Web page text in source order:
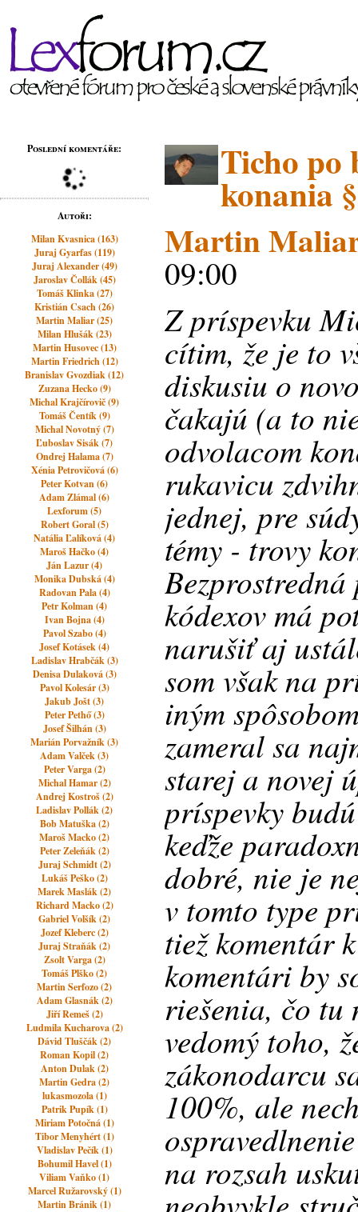
Poslední komentáře:
Autoři:
Milan Kvasnica (163)
Juraj Gyarfas (119)
Juraj Alexander (49)
Jaroslav Čollák (45)
Tomáš Klinka (27)
Kristián Csach (26)
Martin Maliar (25)
Milan Hlušák (23)
Martin Husovec (13)
Martin Friedrich (12)
Branislav Gvozdiak (12)
Zuzana Hecko (9)
Michal Krajčírovič (9)
Tomáš Čentík (9)
Michal Novotný (7)
Ľuboslav Sisák (7)
Ondrej Halama (7)
Xénia Petrovičová (6)
Peter Kotvan (6)
Adam Zlámal (6)
Lexforum (5)
Robert Goral (5)
Natália Ľalíková (4)
Maroš Hačko (4)
Ján Lazur (4)
Monika Dubská (4)
Radovan Pala (4)
Petr Kolman (4)
Ivan Bojna (4)
Pavol Szabo (4)
Josef Kotásek (4)
Ladislav Hrabčák (3)
Denisa Dulaková (3)
Pavol Kolesár (3)
Jakub Jošt (3)
Peter Pethő (3)
Josef Šilhán (3)
Marián Porvažník (3)
Adam Valček (3)
Peter Varga (2)
Michal Hamar (2)
Andrej Kostroš (2)
Ladislav Pollák (2)
Bob Matuška (2)
Maroš Macko (2)
Peter Zeleňák (2)
Juraj Schmidt (2)
Lukáš Peško (2)
Marek Maslák (2)
Richard Macko (2)
Gabriel Volšík (2)
Jozef Kleberc (2)
Juraj Straňák (2)
Zsolt Varga (2)
Tomáš Plško (2)
Martin Serfozo (2)
Adam Glasnák (2)
Jiří Remeš (2)
Ludmila Kucharova (2)
Dávid Tluščák (2)
Roman Kopil (2)
Anton Dulak (2)
Martin Gedra (2)
lukasmozola (1)
Patrik Pupík (1)
Miriam Potočná (1)
Tibor Menyhért (1)
Vladislav Pečík (1)
Bohumil Havel (1)
Viliam Vaňko (1)
Marcel Ružarovský (1)
Martin Bránik (1)
Ticho po
konania
Martin
09:00
Z príspevku
cítim, že je to
diskusiu o
čakajú (a to
odvolacom
rukavicu
jednej, pre
témy - trovy
kódexov má
narušiť aj
som však na
iným
zameral sa
starej a novej
príspevky
keďže
dobré, nie je
v tomto type
tiež komentár
komentári by
riešenia, čo tu
vedomý toho,
zákonodarcu
100%, ale
na rozsah